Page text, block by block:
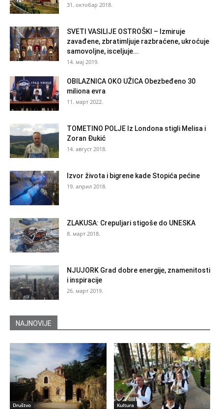
31. октобар 2018.
SVETI VASILIJE OSTROŠKI – Izmiruje
zavađene, zbratimljuje razbraćene, ukroćuje
samovoljne, isceljuje...
14. мај 2019.
OBILAZNICA OKO UŽICA Obezbeđeno 30
miliona evra
11. март 2022.
TOMETINO POLJE Iz Londona stigli Melisa i
Zoran Đukić
14. август 2018.
Izvor života i bigrene kade Stopića pećine
19. април 2018.
ZLAKUSA: Crepuljari stigoše do UNESKA
8. март 2018.
NJUJORK Grad dobre energije, znamenitosti
i inspiracije
26. март 2019.
NAJNOVIJE
Društvo Kultura